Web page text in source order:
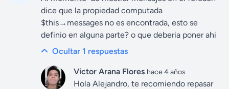
dice que la propiedad computada
$this→messages no es encontrada, esto se
definio en alguna parte? o que deberia poner ahi
Ocultar 1 respuestas
Victor Arana Flores hace 4 años
Hola Alejandro, te recomiendo repasar